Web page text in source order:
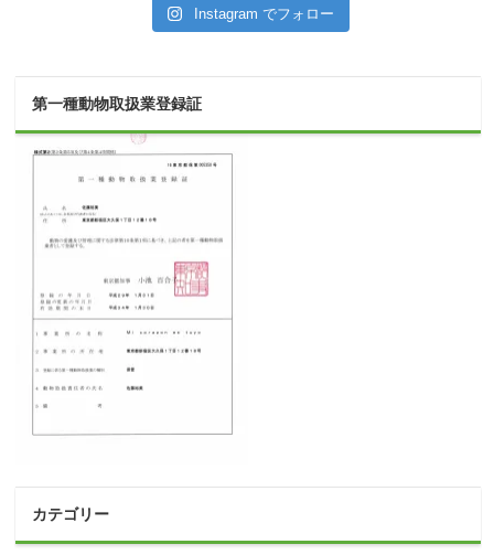
Instagram でフォロー
第一種動物取扱業登録証
カテゴリー